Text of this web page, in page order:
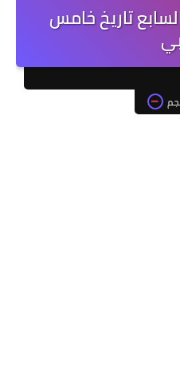
تاريخ خامس